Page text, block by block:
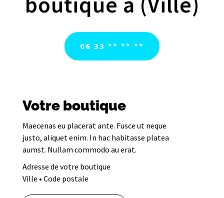
06 33 ** ** **
Votre boutique
Maecenas eu placerat ante. Fusce ut neque
justo, aliquet enim. In hac habitasse platea
aumst. Nullam commodo au erat.
Adresse de votre boutique
Ville • Code postale